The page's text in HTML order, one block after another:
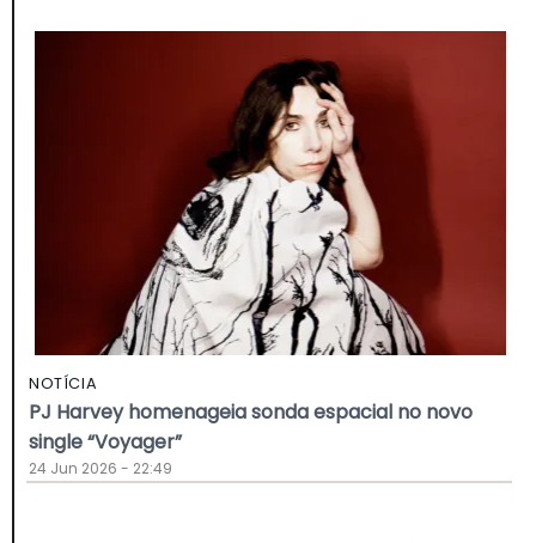
NOTÍCIA
PJ Harvey homenageia sonda espacial no novo
single “Voyager”
24 Jun 2026 - 22:49